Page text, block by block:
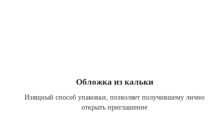
Обложка из кальки
Изящный способ упаковки, позволяет получившему лично
открыть приглашение